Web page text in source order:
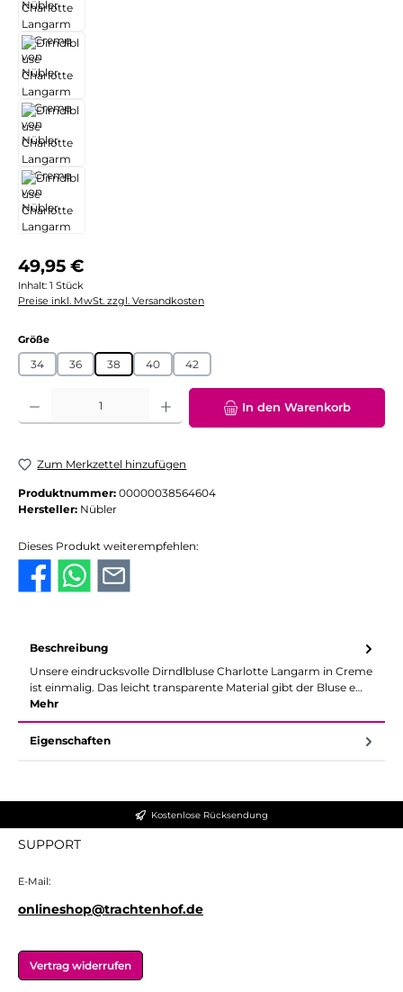
Regulärer Preis:
49,95 €
Inhalt: 1 Stück
Preise inkl. MwSt. zzgl. Versandkosten
Größeauswählen
34 36 38 40 42
Produkt Anzahl: Gib den gewünschten Wert ein oder benutze die
In den Warenkorb
Zum Merkzettel hinzufügen
Produktnummer: 00000038564604
Hersteller: Nübler
Dieses Produkt weiterempfehlen:
Beschreibung
Unsere eindrucksvolle Dirndlbluse Charlotte Langarm in Creme
ist einmalig. Das leicht transparente Material gibt der Bluse e…
Mehr
Eigenschaften
Kostenlose Rücksendung
SUPPORT
E-Mail:
onlineshop@trachtenhof.de
Vertrag widerrufen